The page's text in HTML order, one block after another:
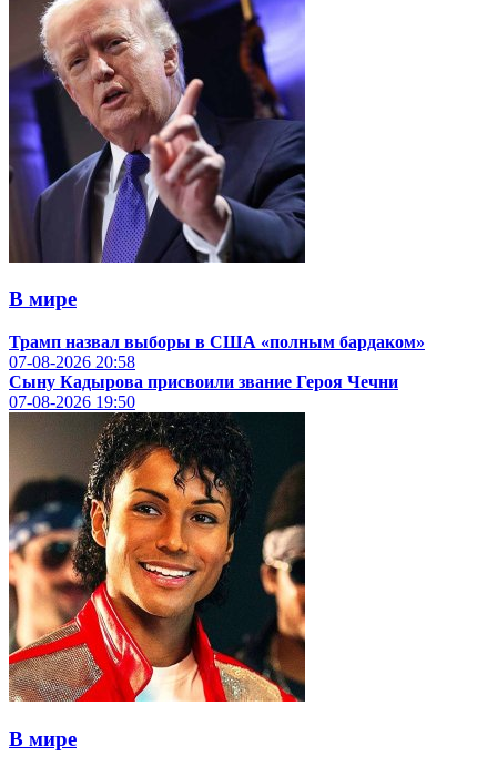
В мире
Трамп назвал выборы в США «полным бардаком»
07-08-2026 20:58
Сыну Кадырова присвоили звание Героя Чечни
07-08-2026 19:50
В мире